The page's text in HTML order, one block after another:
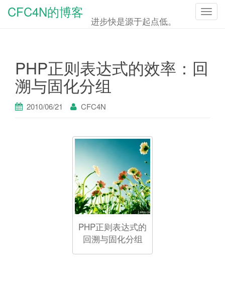
T
CFC4N的博客
进步快是源于起点低。
PHP正则表达式的效率：回
溯与固化分组
2010/06/21 CFC4N
PHP正则表达式的
回溯与固化分组